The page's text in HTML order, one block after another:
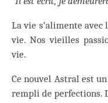
La vie s’alimente
vie. Nos vieilles
vie.
Ce nouvel Astral est
rempli de perfections.